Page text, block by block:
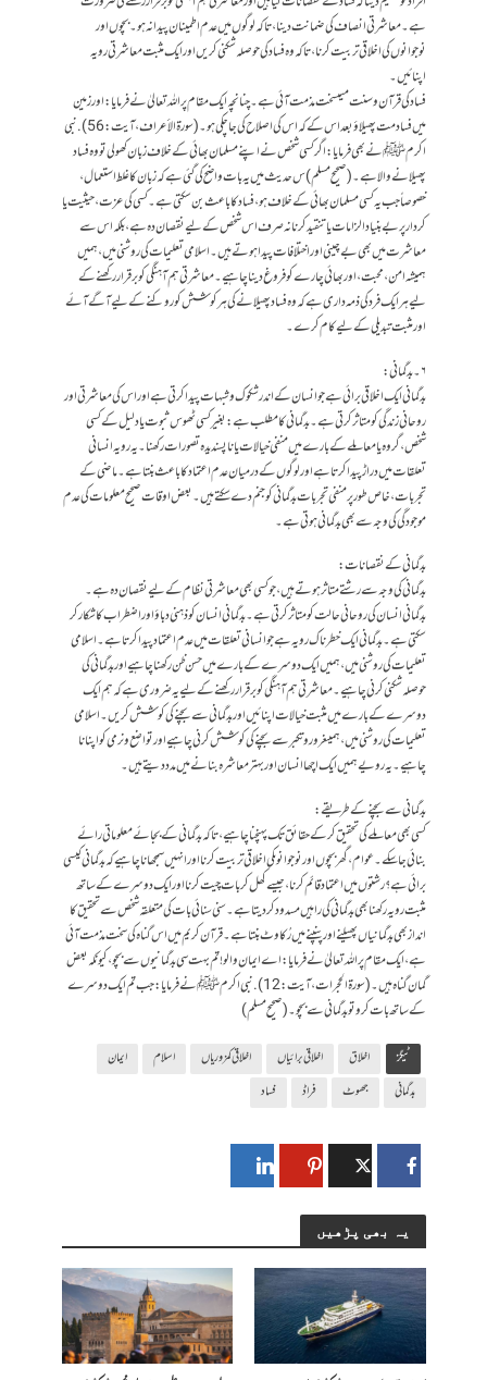
ہے۔معاشرتی انصاف کی ضمانت دینا، تاکہ لوگوں میں عدم اطمینان پیدا نہ ہو۔بچوں اور
نوجوانوں کی اخلاقی تربیت کرنا، تاکہ وہ فساد کی حوصلہ شکنی کریں اور ایک مثبت معاشرتی رویہ
اپنائیں۔
فساد کی قرآن وسنت میںسخت مذمت آئی ہے۔چنانچہ ایک مقام پر اللہ تعالیٰ نے فرمایا:اور زمین
میں فساد مت پھیلاؤ بعد اس کے کہ اس کی اصلاح کی جا چکی ہو۔ (سورۃالأعراف،آیت: 56). نبی
اکرم ﷺ نے بھی فرمایا:اگر کسی شخص نے اپنے مسلمان بھائی کے خلاف زبان کھولی تو وہ فساد
پھیلانے والا ہے۔ (صحیح مسلم)س حدیث میں یہ بات واضح کی گئی ہے کہ زبان کاغلط استعمال،
خصوصاً جب یہ کسی مسلمان بھائی کے خلاف ہو، فساد کا باعث بن سکتی ہے۔ کسی کی عزت، حیثیت یا
کردار پر بے بنیاد الزامات یا تنقید کرنا نہ صرف اس شخص کے لیے نقصان دہ ہے، بلکہ اس سے
معاشرت میں بھی بے چینی اور اختلافات پیدا ہوتے ہیں۔ اسلامی تعلیمات کی روشنی میں، ہمیں
ہمیشہ امن، محبت، اور بھائی چارے کو فروغ دینا چاہیے۔ معاشرتی ہم آہنگی کو برقرار رکھنے کے
لیے ہر ایک فرد کی ذمہ داری ہے کہ وہ فساد پھیلانے کی ہر کوشش کو روکنے کے لیے آگے آئے
اور مثبت تبدیلی کے لیے کام کرے۔
۶۔بدگمانی:
بدگمانی ایک اخلاقی برائی ہے جو انسان کے اندر شکوک و شبہات پیدا کرتی ہے اور اس کی معاشرتی اور
روحانی زندگی کو متاثر کرتی ہے۔بدگمانی کا مطلب ہے: بغیر کسی ٹھوس ثبوت یا دلیل کےکسی
شخص، گروہ یا معاملے کے بارے میں منفی خیالات یا ناپسندیدہ تصورات رکھنا ۔ یہ رویہ انسانی
تعلقات میں دراڑ پیدا کرتا ہے اور لوگوں کے درمیان عدم اعتماد کا باعث بنتا ہے۔ ماضی کے
تجربات، خاص طور پر منفی تجربات بدگمانی کو جنم دے سکتے ہیں۔بعض اوقات صحیح معلومات کی عدم
موجودگی کی وجہ سے بھی بدگمانی ہوتی ہے۔
بدگمانی کے نقصانات:
بدگمانی کی وجہ سے رشتے متاثر ہوتے ہیں، جو کسی بھی معاشرتی نظام کے لیے نقصان دہ ہے۔
بدگمانی انسان کی روحانی حالت کو متاثر کرتی ہے۔ بدگمانی انسان کو ذہنی دباؤ اور اضطراب کا شکار کر
سکتی ہے۔ بدگمانی ایک خطرناک رویہ ہے جو انسانی تعلقات میں عدم اعتماد پیدا کرتا ہے۔ اسلامی
تعلیمات کی روشنی میں، ہمیں ایک دوسرے کے بارے میں حسن ظن رکھنا چاہیے اور بدگمانی کی
حوصلہ شکنی کرنی چاہیے۔ معاشرتی ہم آہنگی کو برقرار رکھنے کے لیے یہ ضروری ہے کہ ہم ایک
دوسرے کے بارے میں مثبت خیالات اپنائیں اور بدگمانی سے بچنے کی کوشش کریں۔ اسلامی
تعلیمات کی روشنی میں، ہمیںغرور وتکبر سے بچنے کی کوشش کرنی چاہیے اور تواضع و نرمی کو اپنانا
چاہیے۔ یہ رویے ہمیں ایک اچھا انسان اور بہتر معاشرہ بنانے میں مدد دیتے ہیں۔
بدگمانی سے بچنے کے طریقے:
کسی بھی معاملے کی تحقیق کر کے حقائق تک پہنچنا چاہیے، تاکہ بدگمانی کے بجائے معلوماتی رائے
بنائی جا سکے۔عوام ،گھربچوں اور نوجوانوںکی اخلاقی تربیت کرنا اور انہیں سمجھانا چاہیےکہ بدگمانی کیسی
برائی ہے؟رشتوں میں اعتماد قائم کرنا، جیسے کھل کر بات چیت کرنا اور ایک دوسرے کے ساتھ
مثبت رویہ رکھنابھی بدگمانی کی راہیں مسدود کردیتاہے۔سنی سنائی بات کی متعلقہ شخص سے تحقیق کا
انداز بھی بدگمانیاں پھیلنے اور پنپنے میں رُکاوٹ بنتاہے۔ قرآن کریم میں اس گناہ کی سخت مذمت آئی
ہے،ایک مقام پراللہ تعالیٰ نے فرمایا:اے ایمان والو! تم بہت سی بدگمانیوں سے بچو، کیونکہ بعض
گمان گناہ ہیں۔(سورۃالحجرات،آیت: 12). نبی اکرم ﷺ نے فرمایا:جب تم ایک دوسرے
کے ساتھ بات کرو تو بدگمانی سے بچو۔(صحیح مسلم)
ٹیگز اخلاق اخلاقی برائیاں اخلاقی کمزوریاں اسلام
ایمان
بدگمانی
جھوٹ فراڈ فساد
یہ بھی پڑھیں